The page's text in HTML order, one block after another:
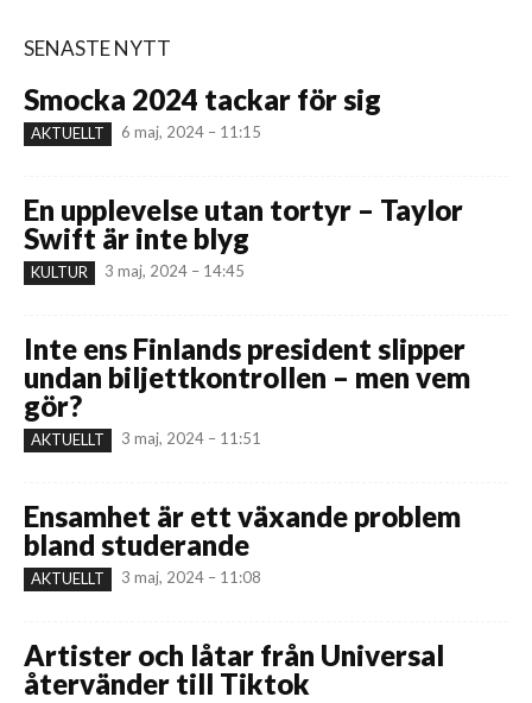
SENASTE NYTT
Smocka 2024 tackar för sig
AKTUELLT 6 maj, 2024 – 11:15
En upplevelse utan tortyr – Taylor
Swift är inte blyg
KULTUR 3 maj, 2024 – 14:45
Inte ens Finlands president slipper
undan biljettkontrollen – men vem
gör?
AKTUELLT 3 maj, 2024 – 11:51
Ensamhet är ett växande problem
bland studerande
AKTUELLT 3 maj, 2024 – 11:08
Artister och låtar från Universal
återvänder till Tiktok